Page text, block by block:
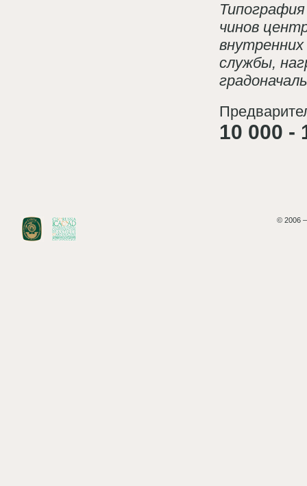
чинов
внутренних
службы,
10 000 -
© 2006